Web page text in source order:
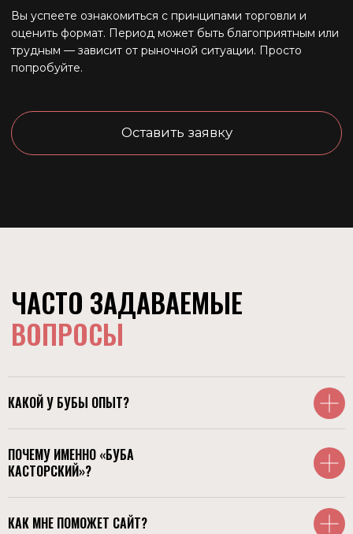
КАКОЙ У БУБЫ ОПЫТ?
ПОЧЕМУ ИМЕННО «БУБА
КАСТОРСКИЙ»?
КАК МНЕ ПОМОЖЕТ САЙТ?
ЕСТЬ ВОПРОСЫ?
ЗАДАЙТЕ СЕЙЧАС